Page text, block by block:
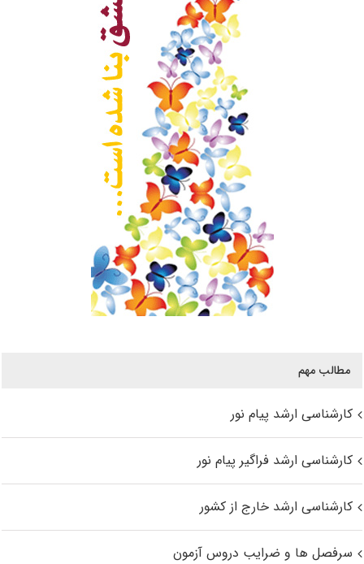
مطالب مهم
کارشناسی ارشد پیام نور
کارشناسی ارشد فراگیر پیام نور
کارشناسی ارشد خارج از کشور
سرفصل ها و ضرایب دروس آزمون